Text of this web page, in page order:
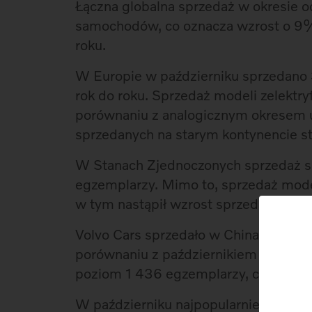
Łączna globalna sprzedaż w okresie
samochodów, co oznacza wzrost o
roku.
W Europie w październiku
rok do roku. Sprzedaż modeli
porównaniu z analogicznym
sprzedanych na starym kontynencie
W Stanach Zjednoczonych sprzedaż
egzemplarzy. Mimo to, sprzedaż
w tym nastąpił wzrost sprzedaży
Volvo Cars sprzedało w Chinach 13
porównaniu z październikiem 2023
poziom 1 436 egzemplarzy, co
W październiku najpopularniejszym